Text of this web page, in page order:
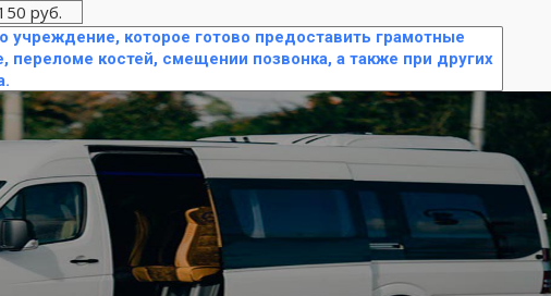
руб.
которое готово предоставить грамотные
костей, смещении позвонка, а также при других